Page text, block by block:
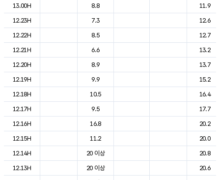
13.00H
8.8
11.9
12.23H
7.3
12.6
12.22H
8.5
12.7
12.21H
6.6
13.2
12.20H
8.9
13.7
12.19H
9.9
15.2
12.18H
10.5
16.4
12.17H
9.5
17.7
12.16H
16.8
20.2
12.15H
11.2
20.0
12.14H
20 이상
20.8
12.13H
20 이상
20.6